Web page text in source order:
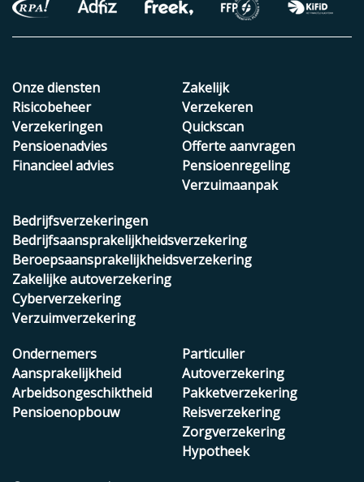
Onze diensten
Risicobeheer
Verzekeringen
Pensioenadvies
Financieel advies
Zakelijk
Verzekeren
Quickscan
Offerte aanvragen
Pensioenregeling
Verzuimaanpak
Bedrijfsverzekeringen
Bedrijfsaansprakelijkheidsverzekering
Beroepsaansprakelijkheidsverzekering
Zakelijke autoverzekering
Cyberverzekering
Verzuimverzekering
Ondernemers
Aansprakelijkheid
Arbeidsongeschiktheid
Pensioenopbouw
Particulier
Autoverzekering
Pakketverzekering
Reisverzekering
Zorgverzekering
Hypotheek